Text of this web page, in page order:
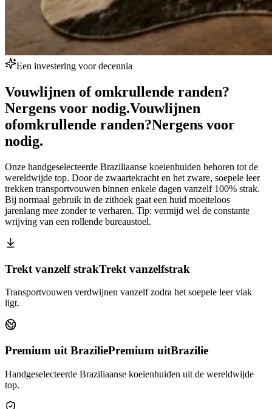
Een investering voor decennia
Vouwlijnen of omkrullende randen?
Nergens voor nodig.Vouwlijnen
ofomkrullende randen?Nergens voor
nodig.
Onze handgeselecteerde Braziliaanse koeienhuiden behoren tot de
wereldwijde top. Door de zwaartekracht en het zware, soepele leer
trekken transportvouwen binnen enkele dagen vanzelf 100% strak.
Bij normaal gebruik in de zithoek gaat een huid moeiteloos
jarenlang mee zonder te verharen. Tip: vermijd wel de constante
wrijving van een rollende bureaustoel.
Trekt vanzelf strakTrekt vanzelfstrak
Transportvouwen verdwijnen vanzelf zodra het soepele leer vlak
ligt.
Premium uit BraziliePremium uitBrazilie
Handgeselecteerde Braziliaanse koeienhuiden uit de wereldwijde
top.